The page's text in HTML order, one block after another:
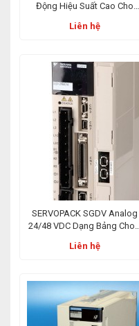
Động Hiệu Suất Cao Cho
Liên hệ
SERVOPACK SGDV Analog
24/48 VDC Dạng Bảng Cho 4
Hơn
Liên hệ